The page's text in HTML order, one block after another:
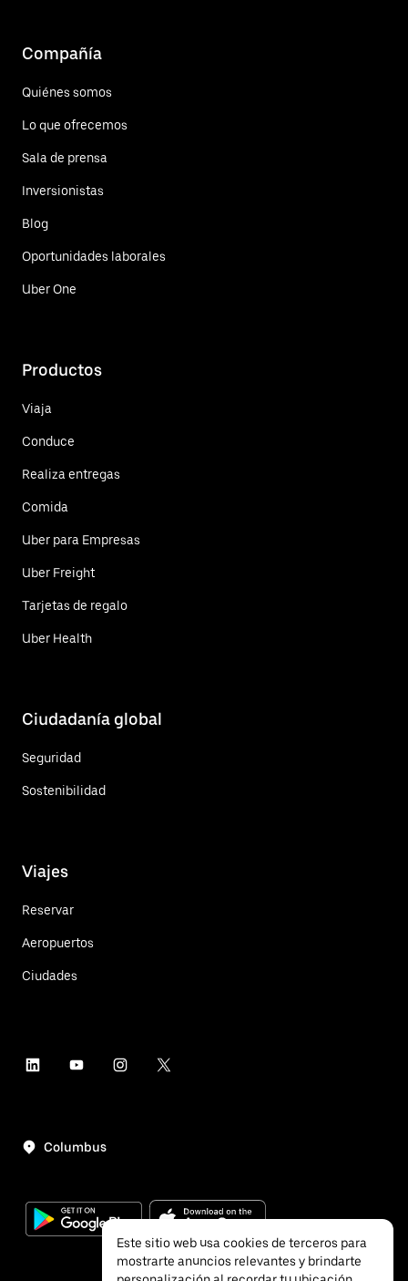
Compañía
Quiénes somos
Lo que ofrecemos
Sala de prensa
Inversionistas
Blog
Oportunidades laborales
Uber One
Productos
Viaja
Conduce
Realiza entregas
Comida
Uber para Empresas
Uber Freight
Tarjetas de regalo
Uber Health
Ciudadanía global
Seguridad
Sostenibilidad
Viajes
Reservar
Aeropuertos
Ciudades
Columbus
Este sitio web usa cookies de terceros para
mostrarte anuncios relevantes y brindarte